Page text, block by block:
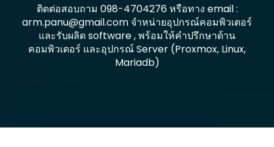
ติดต่อสอบถาม 098-4704276 หรือทาง email :
arm.panu@gmail.com จำหน่ายอุปกรณ์คอมพิวเตอร์
และรับผลิด software , พร้อมให้คำปรึกษาด้าน
คอมพิวเตอร์ และอุปกรณ์ Server (Proxmox, Linux,
Mariadb)